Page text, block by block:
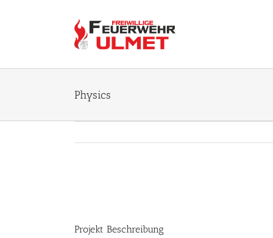
Physics
Projekt Beschreibung